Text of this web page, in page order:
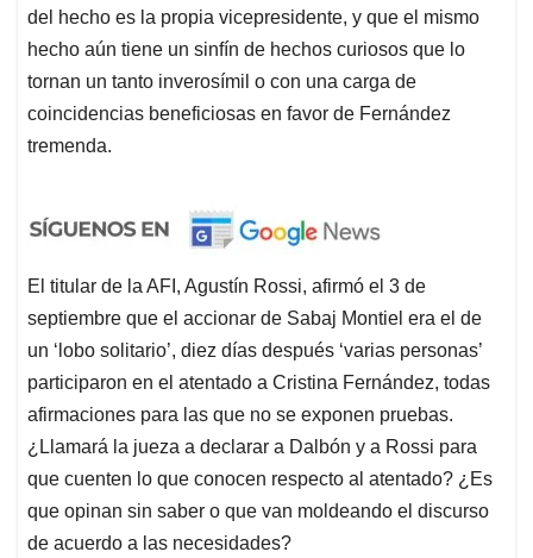
del hecho es la propia vicepresidente, y que el mismo
hecho aún tiene un sinfín de hechos curiosos que lo
tornan un tanto inverosímil o con una carga de
coincidencias beneficiosas en favor de Fernández
tremenda.
El titular de la AFI, Agustín Rossi, afirmó el 3 de
septiembre que el accionar de Sabaj Montiel era el de
un ‘lobo solitario’, diez días después ‘varias personas’
participaron en el atentado a Cristina Fernández, todas
afirmaciones para las que no se exponen pruebas.
¿Llamará la jueza a declarar a Dalbón y a Rossi para
que cuenten lo que conocen respecto al atentado? ¿Es
que opinan sin saber o que van moldeando el discurso
de acuerdo a las necesidades?